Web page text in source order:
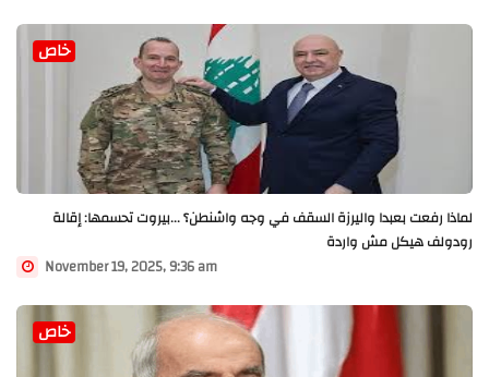
خاص
لماذا رفعت بعبدا واليرزة السقف في وجه واشنطن؟ ...بيروت تحسمها: إقالة
رودولف هيكل مش واردة
November 19, 2025, 9:36 am
خاص